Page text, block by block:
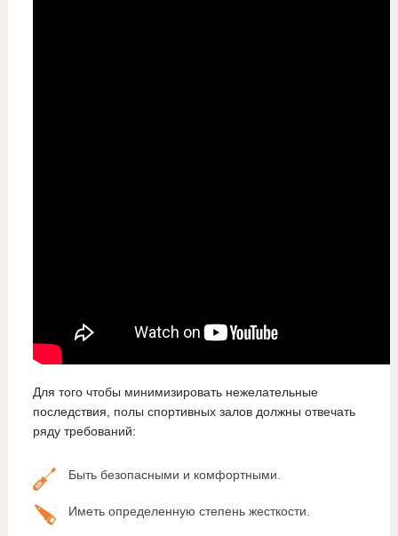
Для того чтобы минимизировать нежелательные
последствия, полы спортивных залов должны отвечать
ряду требований:
Быть безопасными и комфортными.
Иметь определенную степень жесткости.